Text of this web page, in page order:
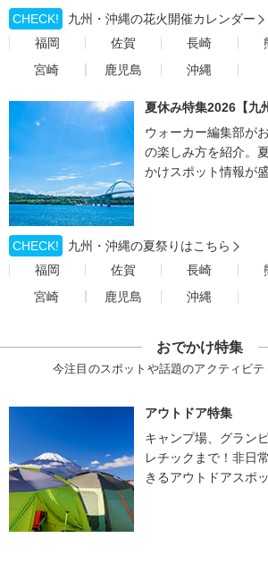
CHECK!
九州・沖縄の花火開催カレンダー
福岡
佐賀 長崎
宮崎
鹿児島 沖縄
夏休み特集2026【九
ウォーカー編集部が
の楽しみ方を紹介。
かけスポット情報が
CHECK!
九州・沖縄の夏祭りはこちら
福岡
佐賀 長崎
宮崎
鹿児島 沖縄
おでかけ特集
今注目のスポットや話題のアクティビ
アウトドア特集
キャンプ場、グラン
レチックまで！非日
きるアウトドアスポ